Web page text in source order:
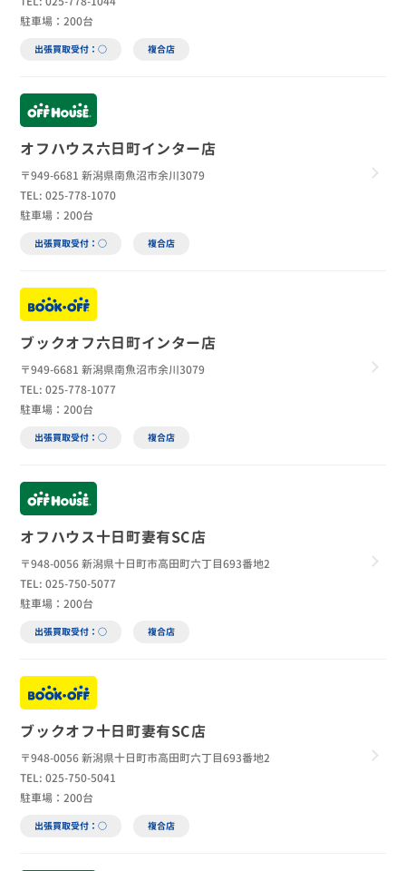
駐車場：200台
出張買取受付：○ 複合店
オフハウス六日町インター店
〒949-6681 新潟県南魚沼市余川3079
TEL: 025-778-1070
駐車場：200台
出張買取受付：○ 複合店
ブックオフ六日町インター店
〒949-6681 新潟県南魚沼市余川3079
TEL: 025-778-1077
駐車場：200台
出張買取受付：○ 複合店
オフハウス十日町妻有SC店
〒948-0056 新潟県十日町市高田町六丁目693番地2
TEL: 025-750-5077
駐車場：200台
出張買取受付：○ 複合店
ブックオフ十日町妻有SC店
〒948-0056 新潟県十日町市高田町六丁目693番地2
TEL: 025-750-5041
駐車場：200台
出張買取受付：○ 複合店